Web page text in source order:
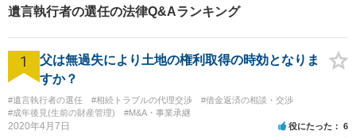
遺言執行者の選任の法律Q&Aランキング
1
父は無過失により土地の権利取得の時効となりま
すか？
#遺言執行者の選任 #相続トラブルの代理交渉
#借金返済の相談・交渉
#成年後見(生前の財産管理)
#M&A・事業承継
2020年4月7日 役にたった 6